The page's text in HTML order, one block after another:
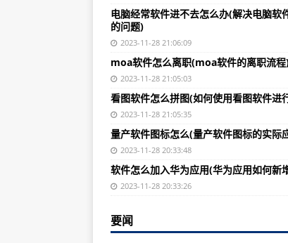
成都大运会第二阶段比赛
（2023年07月04日）2023
江苏云海金属（002182）
（2023年07月04日）
诺基亚8250（基本功能/相
广东怡亚通（002183）上
国肉类科技大会”合并举办-
上海海得控制（002184
北京全聚德（002186）上
电脑经常软件进不去怎么办(解决电脑软
的问题)
2023-11-28 21:06:09
moa软件怎么离职(moa软件的离职流
2023-11-28 21:05:03
看图软件怎么拼图(如何使用看图软件进
2023-11-28 21:05:35
量产软件图标怎么(量产软件图标的实际
2023-11-28 20:33:48
软件怎么加入华为应用(华为应用如何新
2023-11-28 20:33:26
要闻